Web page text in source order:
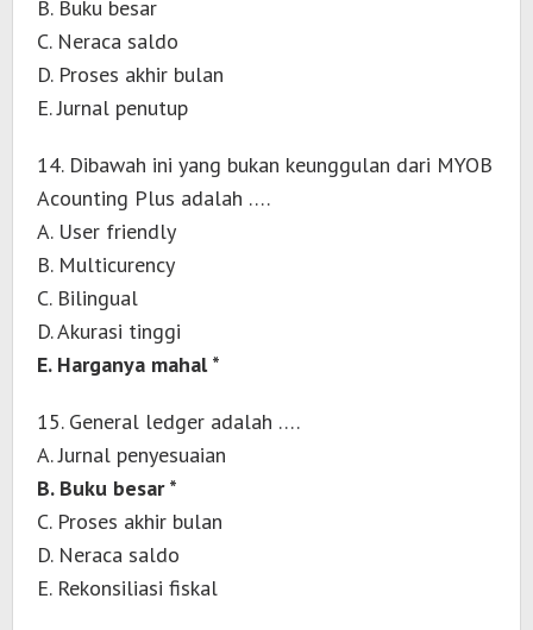
B. Buku besar
C. Neraca saldo
D. Proses akhir bulan
E. Jurnal penutup
14. Dibawah ini yang bukan keunggulan dari MYOB
Acounting Plus adalah ….
A. User friendly
B. Multicurency
C. Bilingual
D. Akurasi tinggi
E. Harganya mahal *
15. General ledger adalah ….
A. Jurnal penyesuaian
B. Buku besar *
C. Proses akhir bulan
D. Neraca saldo
E. Rekonsiliasi fiskal